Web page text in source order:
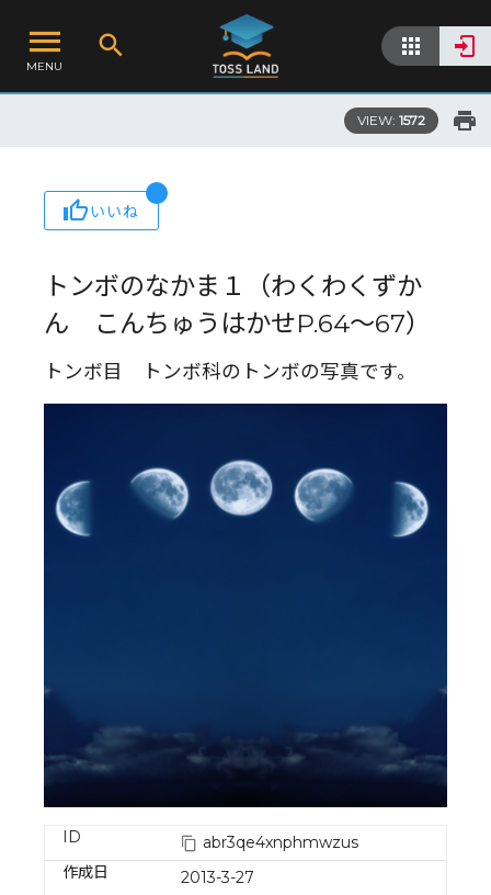
MENU
VIEW: 1572
いいね
トンボのなかま１（わくわくずか
ん こんちゅうはかせP.64～67）
トンボ目 トンボ科のトンボの写真です。
ID
abr3qe4xnphmwzus
作成日
2013-3-27